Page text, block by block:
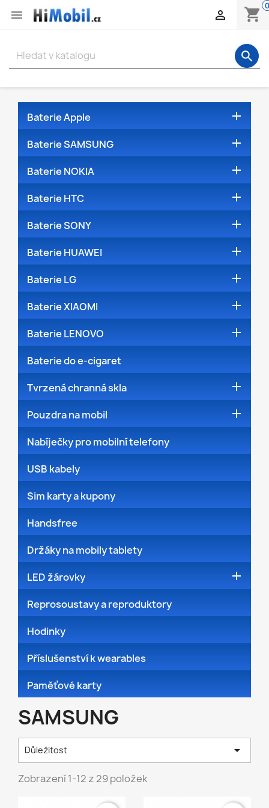
 shopping_cart 0

search
Baterie Apple 
Baterie SAMSUNG 
Baterie NOKIA 
Baterie HTC 
Baterie SONY 
Baterie HUAWEI 
Baterie LG 
Baterie XIAOMI 
Baterie LENOVO 
Baterie do e-cigaret
Tvrzená chranná skla 
Pouzdra na mobil 
Nabíječky pro mobilní telefony
USB kabely
Sim karty a kupony
Handsfree
Držáky na mobily tablety
LED žárovky 
Reprosoustavy a reproduktory
Hodinky
Příslušenství k wearables
Paměťové karty
SAMSUNG
Důležitost 
Zobrazení 1-12 z 29 položek